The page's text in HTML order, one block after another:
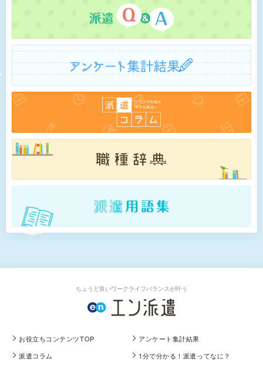
ちょうど良いワークライフバランスが叶う
お役立ちコンテンツTOP
アンケート集計結果
派遣コラム
1分で分かる！派遣ってなに？